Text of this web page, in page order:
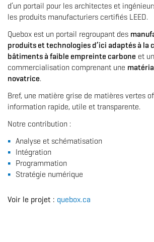
d’un portail pour les architectes et
les produits manufacturiers certifiés LEED.
Quebox est un portail regroupant des
produits et technologies d’ici adaptés à la
bâtiments à faible empreinte carbone et
commercialisation comprenant une
novatrice.
Bref, une matière grise de matières vertes
information rapide, utile et transparente.
Notre contribution :
Analyse et schématisation
Intégration
Programmation
Stratégie numérique
Voir le projet : quebox.ca